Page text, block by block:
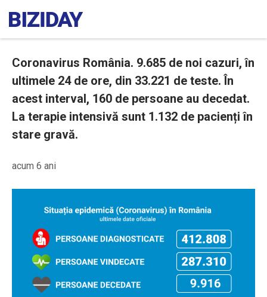
Coronavirus România. 9.685 de noi cazuri, în
ultimele 24 de ore, din 33.221 de teste. În
acest interval, 160 de persoane au decedat.
La terapie intensivă sunt 1.132 de pacienți în
stare gravă.
acum 6 ani